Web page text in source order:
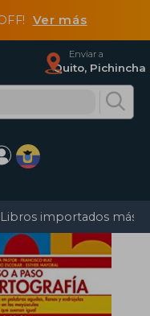
Ver más
Enviar a
Quito, Pichincha
Libros importados más